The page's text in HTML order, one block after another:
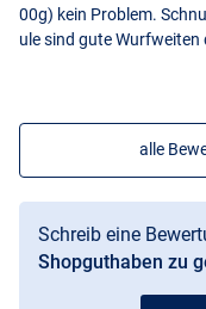
00g) kein Problem.
ule sind gute
alle
Schreib eine
Shopguthaben zu